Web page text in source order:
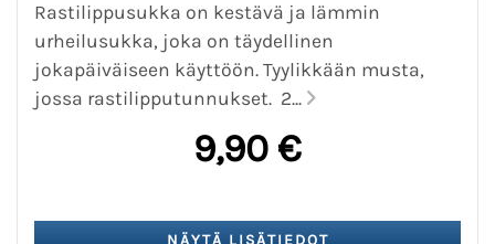
Rastilippusukka on kestävä ja lämmin
urheilusukka, joka on täydellinen
jokapäiväiseen käyttöön. Tyylikkään musta,
jossa rastilipputunnukset. 2...
9,90 €